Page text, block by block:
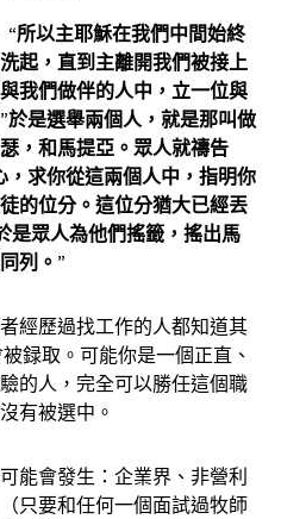
所以主耶穌在我們中間始終
起，直到主離開我們被接上
我們做伴的人中，立一位與
是選舉兩個人，就是那叫做
，和馬提亞。眾人就禱告
求你從這兩個人中，指明你
的位分。這位分猶大已經丟
是眾人為他們搖籤，搖出馬
列。”
經歷過找工作的人都知道其
録取。可能你是一個正直、
的人，完全可以勝任這個職
有被選中。
能會發生：企業界、非營利
只要和任何一個面試過牧師